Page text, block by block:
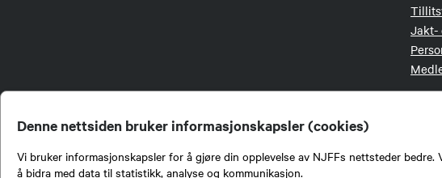
Denne nettsiden bruker informasjonskapsler (cookies)
Vi bruker informasjonskapsler for å gjøre din opplevelse av NJFFs nettsteder bedre.
å bidra med data til statistikk, analyse og kommunikasjon.
Jakt-